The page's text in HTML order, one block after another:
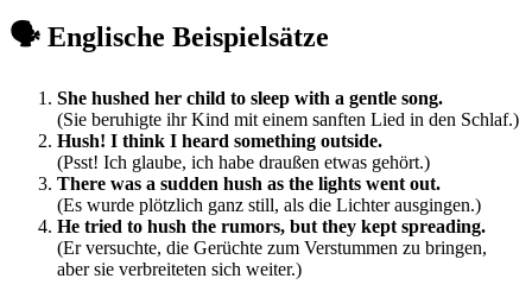
🗣️ Englische Beispielsätze
She hushed her child to sleep with a gentle song.
(Sie beruhigte ihr Kind mit einem sanften Lied in den Schlaf.)
Hush! I think I heard something outside.
(Psst! Ich glaube, ich habe draußen etwas gehört.)
There was a sudden hush as the lights went out.
(Es wurde plötzlich ganz still, als die Lichter ausgingen.)
He tried to hush the rumors, but they kept spreading.
(Er versuchte, die Gerüchte zum Verstummen zu bringen,
aber sie verbreiteten sich weiter.)